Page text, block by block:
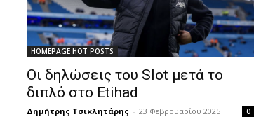
HOMEPAGE HOT POSTS
Οι δηλώσεις του Slot μετά το
διπλό στο Etihad
Δημήτρης Τσικλητάρης - 23 Φεβρουαρίου 2025 0